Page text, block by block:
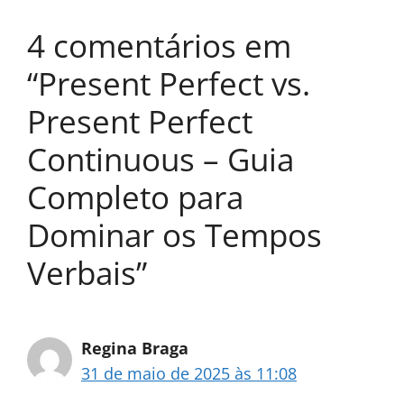
4 comentários em
“Present Perfect vs.
Present Perfect
Continuous – Guia
Completo para
Dominar os Tempos
Verbais”
Regina Braga
31 de maio de 2025 às 11:08